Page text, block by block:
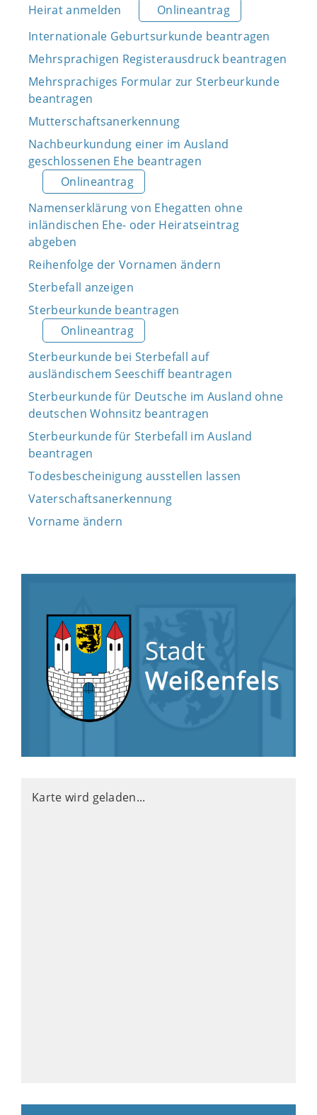
Heirat anmelden
Onlineantrag
Internationale Geburtsurkunde beantragen
Mehrsprachigen Registerausdruck beantragen
Mehrsprachiges Formular zur Sterbeurkunde
beantragen
Mutterschaftsanerkennung
Nachbeurkundung einer im Ausland
geschlossenen Ehe beantragen
Onlineantrag
Namenserklärung von Ehegatten ohne
inländischen Ehe- oder Heiratseintrag
abgeben
Reihenfolge der Vornamen ändern
Sterbefall anzeigen
Sterbeurkunde beantragen
Onlineantrag
Sterbeurkunde bei Sterbefall auf
ausländischem Seeschiff beantragen
Sterbeurkunde für Deutsche im Ausland ohne
deutschen Wohnsitz beantragen
Sterbeurkunde für Sterbefall im Ausland
beantragen
Todesbescheinigung ausstellen lassen
Vaterschaftsanerkennung
Vorname ändern
Karte wird geladen...